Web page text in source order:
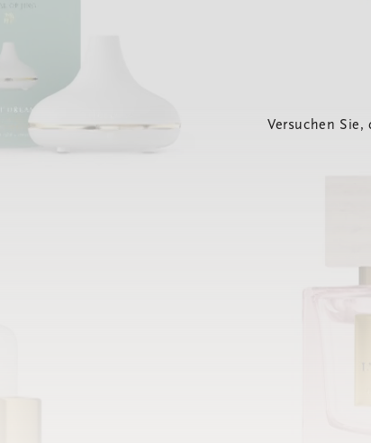
Versuchen